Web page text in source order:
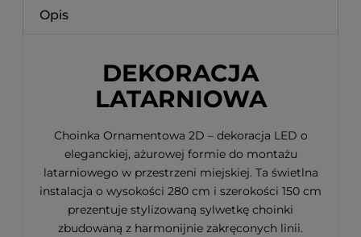
Opis
DEKORACJA
LATARNIOWA
Choinka Ornamentowa 2D – dekoracja LED o
eleganckiej, ażurowej formie do montażu
latarniowego w przestrzeni miejskiej. Ta świetlna
instalacja o wysokości 280 cm i szerokości 150 cm
prezentuje stylizowaną sylwetkę choinki
zbudowaną z harmonijnie zakręconych linii.